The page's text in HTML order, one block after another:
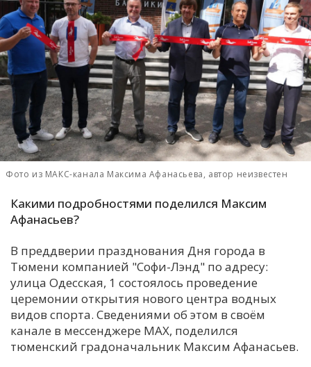
В
Е
И
М
Н
Р
Т
Х
Ч
Я
Фото из МАКС-канала Максима Афанасьева, автор неизвестен
Какими подробностями поделился Максим
Афанасьев?
В преддверии празднования Дня города в
Тюмени компанией "Софи-Лэнд" по адресу:
улица Одесская, 1 состоялось проведение
церемонии открытия нового центра водных
видов спорта. Сведениями об этом в своём
канале в мессенджере MAX, поделился
тюменский градоначальник Максим Афанасьев.